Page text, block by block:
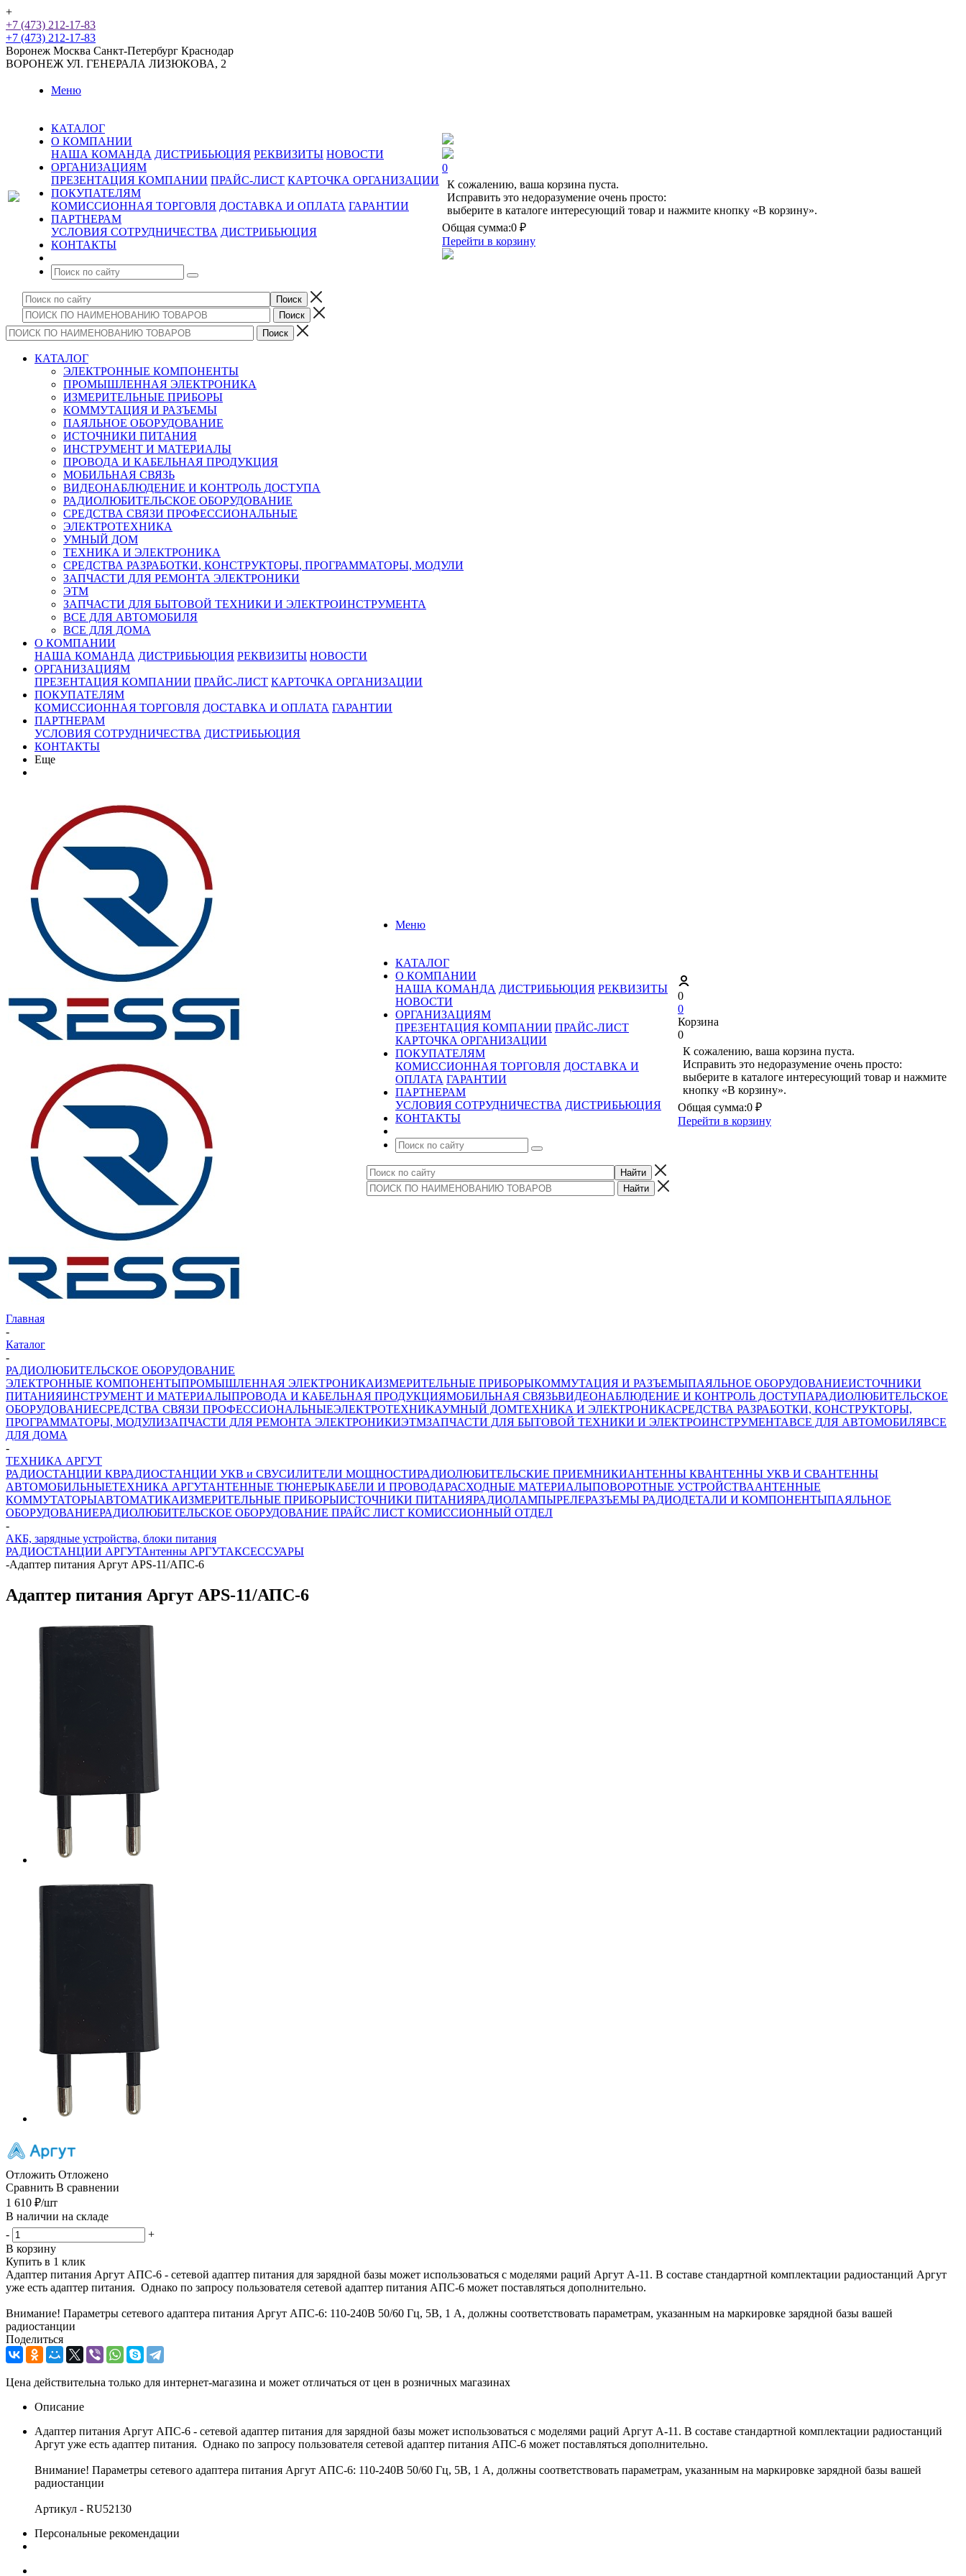
+
+7 (473) 212-17-83
+7 (473) 212-17-83
Воронеж Москва Санкт-Петербург Краснодар
ВОРОНЕЖ УЛ. ГЕНЕРАЛА ЛИЗЮКОВА, 2
Меню
КАТАЛОГ
О КОМПАНИИ
НАША КОМАНДА ДИСТРИБЬЮЦИЯ РЕКВИЗИТЫ НОВОСТИ
ОРГАНИЗАЦИЯМ
ПРЕЗЕНТАЦИЯ КОМПАНИИ ПРАЙС-ЛИСТ КАРТОЧКА ОРГАНИЗАЦИИ
ПОКУПАТЕЛЯМ
КОМИССИОННАЯ ТОРГОВЛЯ ДОСТАВКА И ОПЛАТА ГАРАНТИИ
ПАРТНЕРАМ
УСЛОВИЯ СОТРУДНИЧЕСТВА ДИСТРИБЬЮЦИЯ
КОНТАКТЫ
0
К сожалению, ваша корзина пуста.
Исправить это недоразумение очень просто:
выберите в каталоге интересующий товар и нажмите кнопку «В корзину».
Общая сумма:0 ₽
Перейти в корзину
КАТАЛОГ
ЭЛЕКТРОННЫЕ КОМПОНЕНТЫ
ПРОМЫШЛЕННАЯ ЭЛЕКТРОНИКА
ИЗМЕРИТЕЛЬНЫЕ ПРИБОРЫ
КОММУТАЦИЯ И РАЗЪЕМЫ
ПАЯЛЬНОЕ ОБОРУДОВАНИЕ
ИСТОЧНИКИ ПИТАНИЯ
ИНСТРУМЕНТ И МАТЕРИАЛЫ
ПРОВОДА И КАБЕЛЬНАЯ ПРОДУКЦИЯ
МОБИЛЬНАЯ СВЯЗЬ
ВИДЕОНАБЛЮДЕНИЕ И КОНТРОЛЬ ДОСТУПА
РАДИОЛЮБИТЕЛЬСКОЕ ОБОРУДОВАНИЕ
СРЕДСТВА СВЯЗИ ПРОФЕССИОНАЛЬНЫЕ
ЭЛЕКТРОТЕХНИКА
УМНЫЙ ДОМ
ТЕХНИКА И ЭЛЕКТРОНИКА
СРЕДСТВА РАЗРАБОТКИ, КОНСТРУКТОРЫ, ПРОГРАММАТОРЫ, МОДУЛИ
ЗАПЧАСТИ ДЛЯ РЕМОНТА ЭЛЕКТРОНИКИ
ЭТМ
ЗАПЧАСТИ ДЛЯ БЫТОВОЙ ТЕХНИКИ И ЭЛЕКТРОИНСТРУМЕНТА
ВСЕ ДЛЯ АВТОМОБИЛЯ
ВСЕ ДЛЯ ДОМА
О КОМПАНИИ
НАША КОМАНДА ДИСТРИБЬЮЦИЯ РЕКВИЗИТЫ НОВОСТИ
ОРГАНИЗАЦИЯМ
ПРЕЗЕНТАЦИЯ КОМПАНИИ ПРАЙС-ЛИСТ КАРТОЧКА ОРГАНИЗАЦИИ
ПОКУПАТЕЛЯМ
КОМИССИОННАЯ ТОРГОВЛЯ ДОСТАВКА И ОПЛАТА ГАРАНТИИ
ПАРТНЕРАМ
УСЛОВИЯ СОТРУДНИЧЕСТВА ДИСТРИБЬЮЦИЯ
КОНТАКТЫ
Еще
Меню
КАТАЛОГ
О КОМПАНИИ
НАША КОМАНДА ДИСТРИБЬЮЦИЯ РЕКВИЗИТЫ
НОВОСТИ
ОРГАНИЗАЦИЯМ
ПРЕЗЕНТАЦИЯ КОМПАНИИ ПРАЙС-ЛИСТ
КАРТОЧКА ОРГАНИЗАЦИИ
ПОКУПАТЕЛЯМ
КОМИССИОННАЯ ТОРГОВЛЯ ДОСТАВКА И
ОПЛАТА ГАРАНТИИ
ПАРТНЕРАМ
УСЛОВИЯ СОТРУДНИЧЕСТВА ДИСТРИБЬЮЦИЯ
КОНТАКТЫ
0
0
Корзина
0
К сожалению, ваша корзина пуста.
Исправить это недоразумение очень просто:
выберите в каталоге интересующий товар и нажмите
кнопку «В корзину».
Общая сумма:0 ₽
Перейти в корзину
Главная
-
Каталог
-
РАДИОЛЮБИТЕЛЬСКОЕ ОБОРУДОВАНИЕ
ЭЛЕКТРОННЫЕ КОМПОНЕНТЫПРОМЫШЛЕННАЯ ЭЛЕКТРОНИКАИЗМЕРИТЕЛЬНЫЕ ПРИБОРЫКОММУТАЦИЯ И РАЗЪЕМЫПАЯЛЬНОЕ ОБОРУДОВАНИЕИСТОЧНИКИ
ПИТАНИЯИНСТРУМЕНТ И МАТЕРИАЛЫПРОВОДА И КАБЕЛЬНАЯ ПРОДУКЦИЯМОБИЛЬНАЯ СВЯЗЬВИДЕОНАБЛЮДЕНИЕ И КОНТРОЛЬ ДОСТУПАРАДИОЛЮБИТЕЛЬСКОЕ
ОБОРУДОВАНИЕСРЕДСТВА СВЯЗИ ПРОФЕССИОНАЛЬНЫЕЭЛЕКТРОТЕХНИКАУМНЫЙ ДОМТЕХНИКА И ЭЛЕКТРОНИКАСРЕДСТВА РАЗРАБОТКИ, КОНСТРУКТОРЫ,
ПРОГРАММАТОРЫ, МОДУЛИЗАПЧАСТИ ДЛЯ РЕМОНТА ЭЛЕКТРОНИКИЭТМЗАПЧАСТИ ДЛЯ БЫТОВОЙ ТЕХНИКИ И ЭЛЕКТРОИНСТРУМЕНТАВСЕ ДЛЯ АВТОМОБИЛЯВСЕ
ДЛЯ ДОМА
-
ТЕХНИКА АРГУТ
РАДИОСТАНЦИИ КВРАДИОСТАНЦИИ УКВ и СВУСИЛИТЕЛИ МОЩНОСТИРАДИОЛЮБИТЕЛЬСКИЕ ПРИЕМНИКИАНТЕННЫ КВАНТЕННЫ УКВ И СВАНТЕННЫ
АВТОМОБИЛЬНЫЕТЕХНИКА АРГУТАНТЕННЫЕ ТЮНЕРЫКАБЕЛИ И ПРОВОДАРАСХОДНЫЕ МАТЕРИАЛЫПОВОРОТНЫЕ УСТРОЙСТВААНТЕННЫЕ
КОММУТАТОРЫАВТОМАТИКАИЗМЕРИТЕЛЬНЫЕ ПРИБОРЫИСТОЧНИКИ ПИТАНИЯРАДИОЛАМПЫРЕЛЕРАЗЪЕМЫ РАДИОДЕТАЛИ И КОМПОНЕНТЫПАЯЛЬНОЕ
ОБОРУДОВАНИЕРАДИОЛЮБИТЕЛЬСКОЕ ОБОРУДОВАНИЕ ПРАЙС ЛИСТ КОМИССИОННЫЙ ОТДЕЛ
-
АКБ, зарядные устройства, блоки питания
РАДИОСТАНЦИИ АРГУТАнтенны АРГУТАКСЕССУАРЫ
-Адаптер питания Аргут APS-11/АПС-6
Адаптер питания Аргут APS-11/АПС-6
Отложить Отложено
Сравнить В сравнении
1 610 ₽/шт
В наличии на складе
-
+
В корзину
Купить в 1 клик
Адаптер питания Аргут АПС-6 - сетевой адаптер питания для зарядной базы может использоваться с моделями раций Аргут А-11. В составе стандартной комплектации радиостанций Аргут
уже есть адаптер питания. Однако по запросу пользователя сетевой адаптер питания АПС-6 может поставляться дополнительно.
Внимание! Параметры сетевого адаптера питания Аргут АПС-6: 110-240В 50/60 Гц, 5В, 1 А, должны соответствовать параметрам, указанным на маркировке зарядной базы вашей
радиостанции
Поделиться
Цена действительна только для интернет-магазина и может отличаться от цен в розничных магазинах
Описание
Адаптер питания Аргут АПС-6 - сетевой адаптер питания для зарядной базы может использоваться с моделями раций Аргут А-11. В составе стандартной комплектации радиостанций
Аргут уже есть адаптер питания. Однако по запросу пользователя сетевой адаптер питания АПС-6 может поставляться дополнительно.
Внимание! Параметры сетевого адаптера питания Аргут АПС-6: 110-240В 50/60 Гц, 5В, 1 А, должны соответствовать параметрам, указанным на маркировке зарядной базы вашей
радиостанции
Артикул - RU52130
Персональные рекомендации